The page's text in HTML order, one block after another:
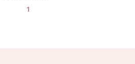
1